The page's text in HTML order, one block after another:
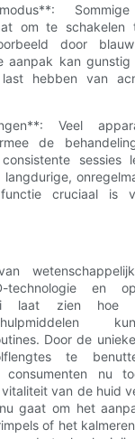
om te schakelen
door
aanpak kan
hebben van
Veel
de
sessies
cruciaal is
technologie en
laat zien hoe
hulpmiddelen
Door de
te
consumenten nu
van de huid
gaat om het
of het